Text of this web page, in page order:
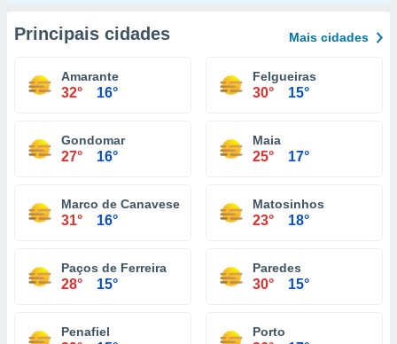
Principais cidades Mais cidades
Amarante
32° 16°
Felgueiras
30° 15°
Gondomar
27° 16°
Maia
25° 17°
Marco de Canaveses
31° 16°
Matosinhos
23° 18°
Paços de Ferreira
28° 15°
Paredes
30° 15°
Penafiel Porto